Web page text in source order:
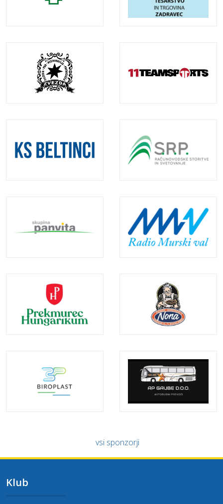
vsi sponzorji
Klub